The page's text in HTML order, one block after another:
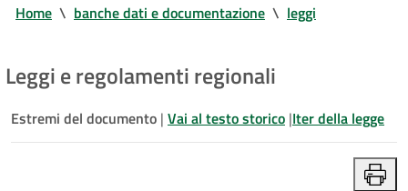
Home \ banche dati e documentazione \ leggi
Leggi e regolamenti regionali
Estremi del documento | Vai al testo storico |Iter della legge